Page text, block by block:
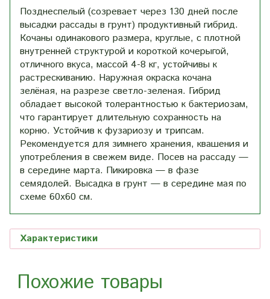
Позднеспелый (созревает через 130 дней после
высадки рассады в грунт) продуктивный гибрид.
Кочаны одинакового размера, круглые, с плотной
внутренней структурой и короткой кочерыгой,
отличного вкуса, массой 4-8 кг, устойчивы к
растрескиванию. Наружная окраска кочана
зелёная, на разрезе светло-зеленая. Гибрид
обладает высокой толерантностью к бактериозам,
что гарантирует длительную сохранность на
корню. Устойчив к фузариозу и трипсам.
Рекомендуется для зимнего хранения, квашения и
употребления в свежем виде. Посев на рассаду —
в середине марта. Пикировка — в фазе
семядолей. Высадка в грунт — в середине мая по
схеме 60х60 см.
Характеристики
Похожие товары